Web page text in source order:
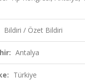
Bildiri / Özet Bildiri
Antalya
Türkiye